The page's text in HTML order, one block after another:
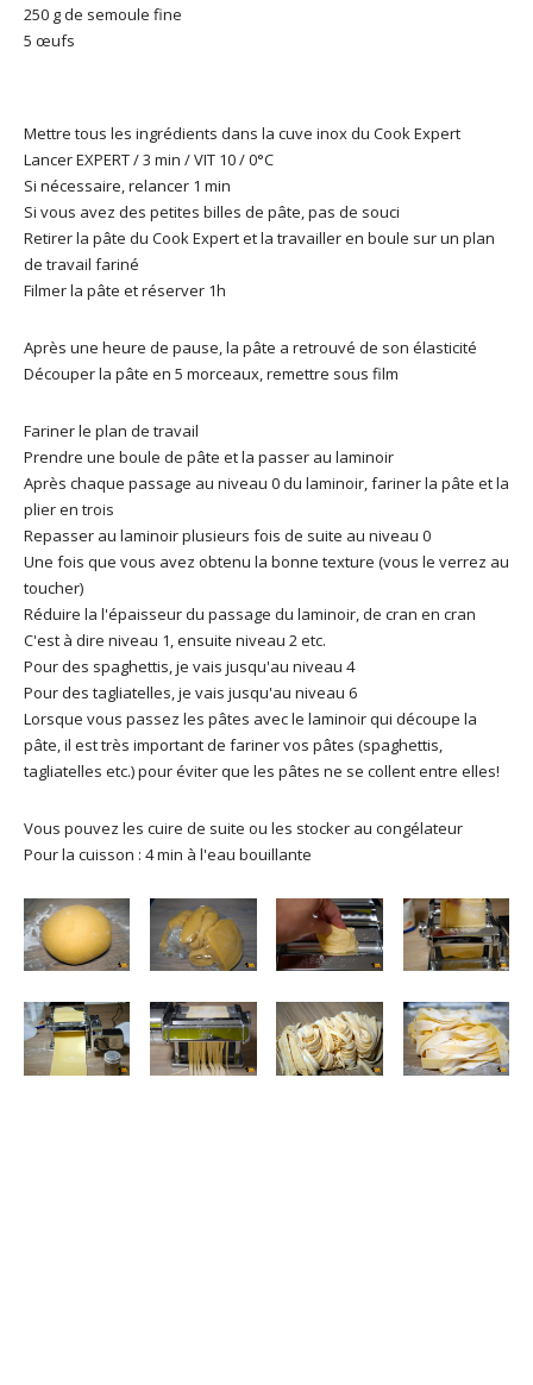
250 g de semoule fine
5 œufs
Mettre tous les ingrédients dans la cuve inox du Cook Expert
Lancer EXPERT / 3 min / VIT 10 / 0°C
Si nécessaire, relancer 1 min
Si vous avez des petites billes de pâte, pas de souci
Retirer la pâte du Cook Expert et la travailler en boule sur un plan
de travail fariné
Filmer la pâte et réserver 1h
Après une heure de pause, la pâte a retrouvé de son élasticité
Découper la pâte en 5 morceaux, remettre sous film
Fariner le plan de travail
Prendre une boule de pâte et la passer au laminoir
Après chaque passage au niveau 0 du laminoir, fariner la pâte et la
plier en trois
Repasser au laminoir plusieurs fois de suite au niveau 0
Une fois que vous avez obtenu la bonne texture (vous le verrez au
toucher)
Réduire la l'épaisseur du passage du laminoir, de cran en cran
C'est à dire niveau 1, ensuite niveau 2 etc.
Pour des spaghettis, je vais jusqu'au niveau 4
Pour des tagliatelles, je vais jusqu'au niveau 6
Lorsque vous passez les pâtes avec le laminoir qui découpe la
pâte, il est très important de fariner vos pâtes (spaghettis,
tagliatelles etc.) pour éviter que les pâtes ne se collent entre elles!
Vous pouvez les cuire de suite ou les stocker au congélateur
Pour la cuisson : 4 min à l'eau bouillante